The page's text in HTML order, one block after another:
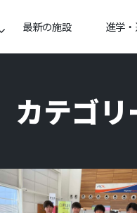
最新の施設 進学
カテゴリ